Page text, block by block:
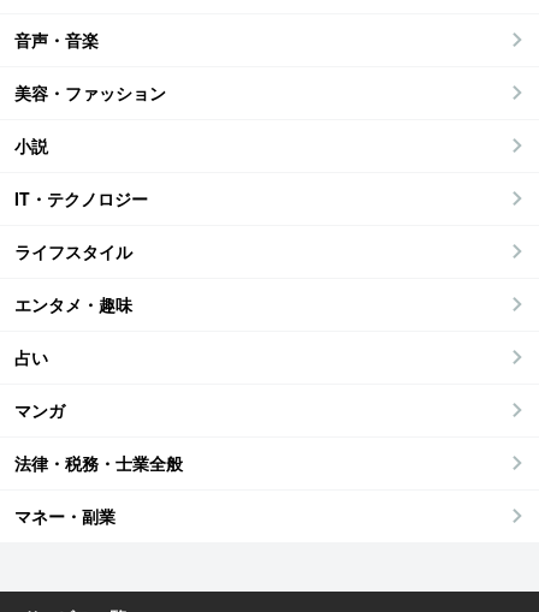
音声・音楽
美容・ファッション
小説
IT・テクノロジー
ライフスタイル
エンタメ・趣味
占い
マンガ
法律・税務・士業全般
マネー・副業